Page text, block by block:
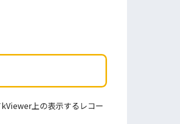
上の表示するレコー